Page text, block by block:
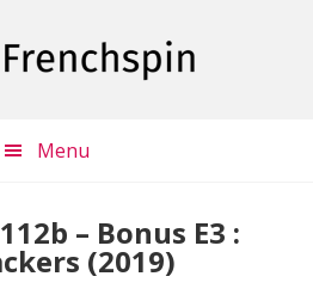
Menu
– Bonus E3 :
(2019)